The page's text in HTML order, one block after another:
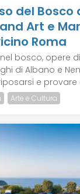
del Bosco
Art e
Roma
bosco, opere
di Albano e
e provare
Arte e Cultura